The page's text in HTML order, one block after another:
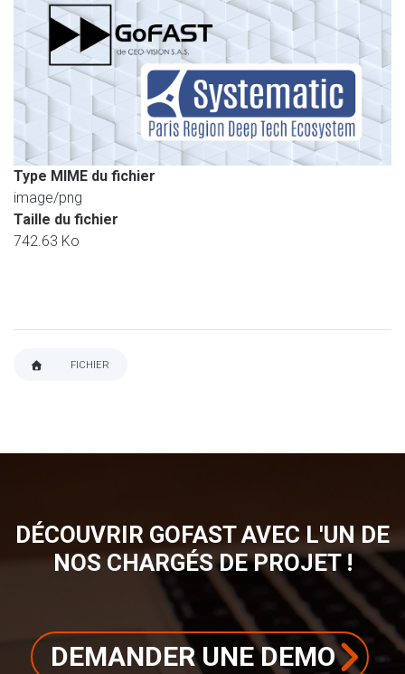
Type MIME du fichier
image/png
Taille du fichier
742.63 Ko
FICHIER
DÉCOUVRIR GOFAST AVEC L'UN DE
NOS CHARGÉS DE PROJET !
DEMANDER UNE DEMO